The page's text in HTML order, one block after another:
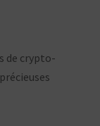
de crypto-